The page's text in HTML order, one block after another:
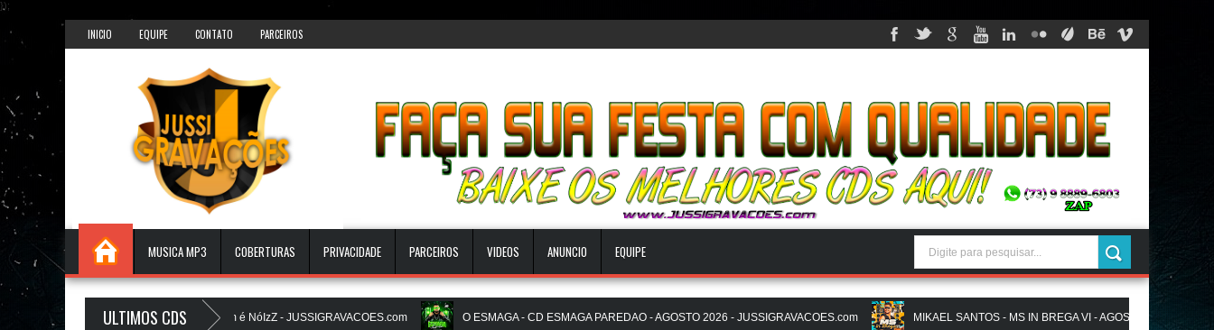
});
INICIO EQUIPE CONTATO PARCEIROS
MUSICA MP3 COBERTURAS PRIVACIDADE PARCEIROS VIDEOS ANUNCIO EQUIPE
ULTIMOS CDS
- AGOSTO 2026 - O ZeRo Um é NóIzZ - JUSSIGRAVACOES.com O ESMAGA - CD ESMAGA PAREDAO - AGOSTO 2026 - JUSSIGRAVACOES.com MIKAEL SANTOS - MS IN BREGA VI - AGOSTO 2026 -